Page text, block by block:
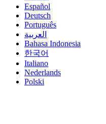
Español
Deutsch
Português
العربية
Bahasa Indonesia
한국어
Italiano
Nederlands
Polski